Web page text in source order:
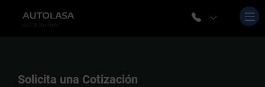
Solicita una Cotización